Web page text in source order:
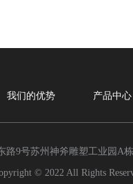
路9号苏州神斧雕塑工业园
© 2022 All Rights
我们的优势 产品中心